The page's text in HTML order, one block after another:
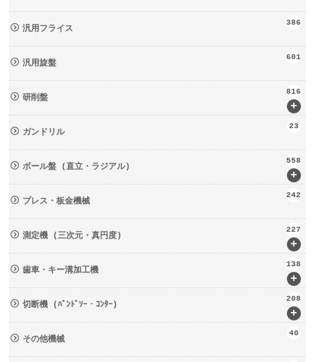
汎用フライス
386
汎用旋盤
601
+
研削盤
816
ガンドリル
23
+
ボール盤 (直立・ラジアル)
558
プレス・板金機械
242
+
測定機 (三次元・真円度)
227
+
歯車・キー溝加工機
138
+
切断機 (ﾊﾞﾝﾄﾞｿｰ・ｺﾝﾀｰ)
208
その他機械
40